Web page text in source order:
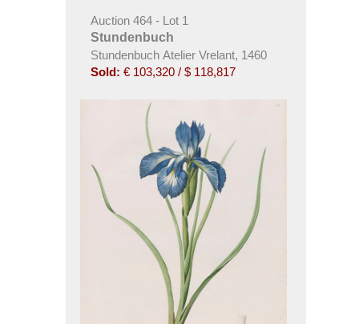
Auction 464 - Lot 1
Stundenbuch
Stundenbuch Atelier Vrelant, 1460
Sold: € 103,320 / $ 118,817